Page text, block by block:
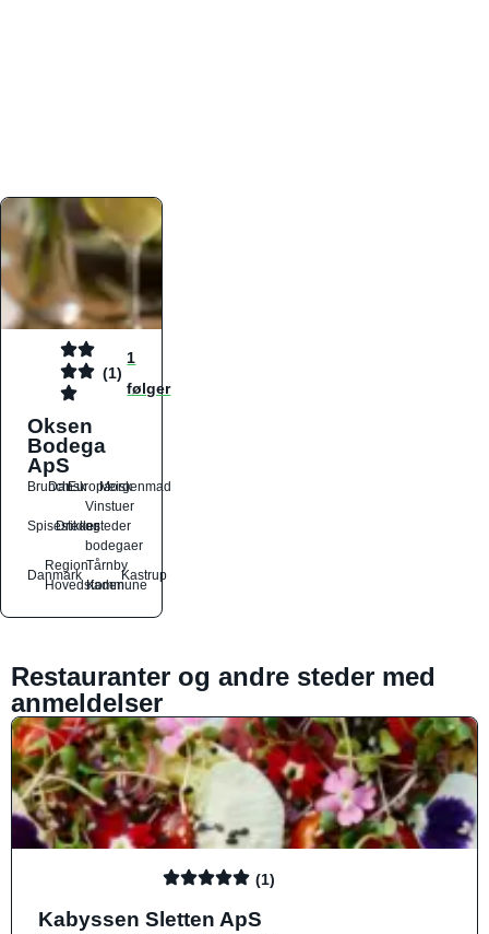
(1)
1
følger
Oksen
Bodega
ApS
Brunch
DanskEuropæiskMorgenmad
Spisesteder
Drikkesteder
Vinstuer
og
bodegaer
Danmark
Region
Hovedstaden
Tårnby
Kommune
Kastrup
Restauranter og andre steder med
anmeldelser
(1)
Kabyssen Sletten ApS